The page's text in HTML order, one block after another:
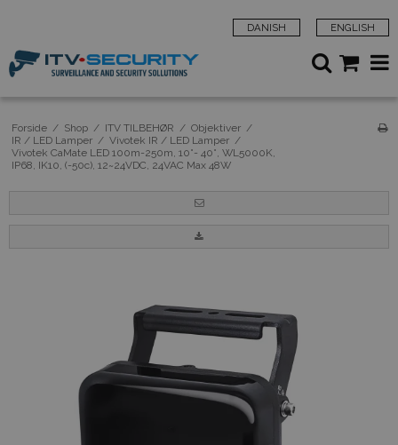
DANISH ENGLISH
Forside / Shop / ITV TILBEHØR / Objektiver /
IR / LED Lamper / Vivotek IR / LED Lamper /
Vivotek CaMate LED 100m-250m, 10°- 40°, WL5000K,
IP68, IK10, (-50c), 12~24VDC, 24VAC Max 48W